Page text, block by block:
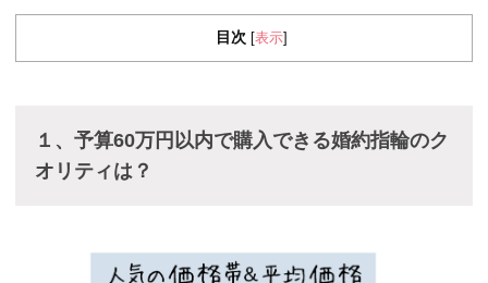
目次 表示
１、予算60万円以内で購入できる婚約指輪のク
オリティは？